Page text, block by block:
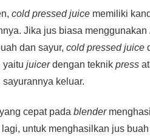
e
ss
e
n
g
ail p
y
Li
ar
e
cold pressed juice memiliki
Jika jus biasa menggunakan
dan sayur, cold pressed juice
yaitu juicerdengan teknik press
keluar.
cepat pada blender
untuk menghasilkan jus